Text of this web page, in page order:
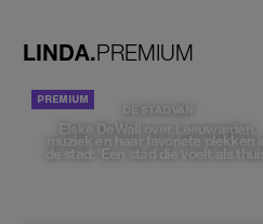
LINDA.PREMIUM
DE STAD VAN
Elske DeWall over Leeuwarden,
muziek en haar favoriete plekken in
de stad: 'Een stad die voelt als thuis'